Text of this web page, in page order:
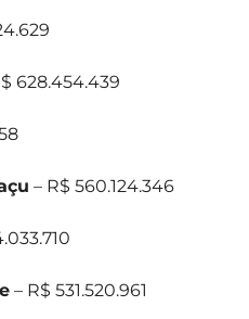
628.454.439
– R$ 560.124.346
– R$ 531.520.961